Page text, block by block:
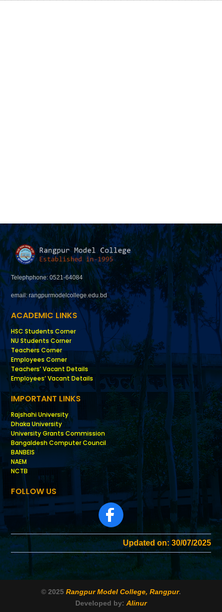
Telephphone: 0521-64084
email: rangpurmodelcollege.edu.bd
ACADEMIC LINKS
HSC Students Corner
NU Students Corner
Teachers Corner
Employees Corner
Teachers’ Vacant Details
Employees’ Vacant Details
IMPORTANT LINKS
Rajshahi University
Dhaka University
University Grants Commission
Bangaldesh Computer Council
BANBEIS
NAEM
NCTB
FOLLOW US
Updated on: 30/07/2025
© 2025 Rangpur Model College, Rangpur.
Developed by: Alinur